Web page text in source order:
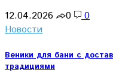
12.04.2026
0
0
Новости
Веники для бани с
традициями